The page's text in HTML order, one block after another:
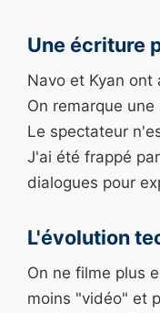
Une écriture
Navo et Kyan ont
On remarque
Le spectateur
J'ai été frappé
dialogues pour
L'évolution
On ne filme plus
moins "vidéo" et